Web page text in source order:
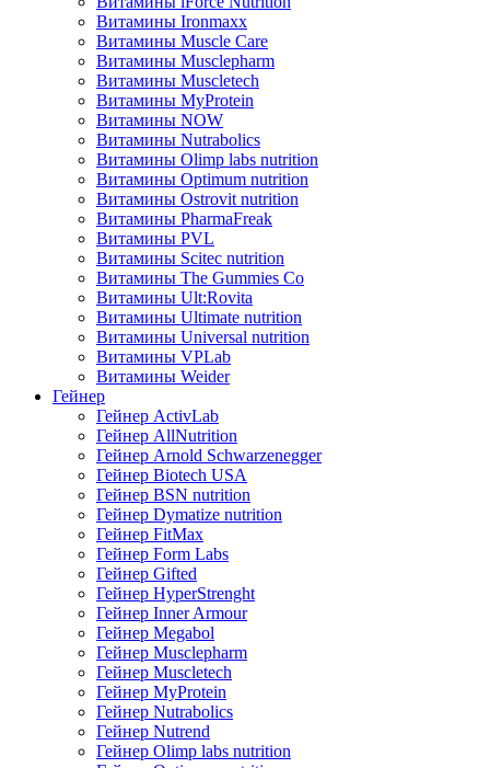
Витамины Ironmaxx
Витамины Muscle Care
Витамины Musclepharm
Витамины Muscletech
Витамины MyProtein
Витамины NOW
Витамины Nutrabolics
Витамины Olimp labs nutrition
Витамины Optimum nutrition
Витамины Ostrovit nutrition
Витамины PharmaFreak
Витамины PVL
Витамины Scitec nutrition
Витамины The Gummies Co
Витамины Ult:Rovita
Витамины Ultimate nutrition
Витамины Universal nutrition
Витамины VPLab
Витамины Weider
Гейнер
Гейнер ActivLab
Гейнер AllNutrition
Гейнер Arnold Schwarzenegger
Гейнер Biotech USA
Гейнер BSN nutrition
Гейнер Dymatize nutrition
Гейнер FitMax
Гейнер Form Labs
Гейнер Gifted
Гейнер HyperStrenght
Гейнер Inner Armour
Гейнер Megabol
Гейнер Musclepharm
Гейнер Muscletech
Гейнер MyProtein
Гейнер Nutrabolics
Гейнер Nutrend
Гейнер Olimp labs nutrition